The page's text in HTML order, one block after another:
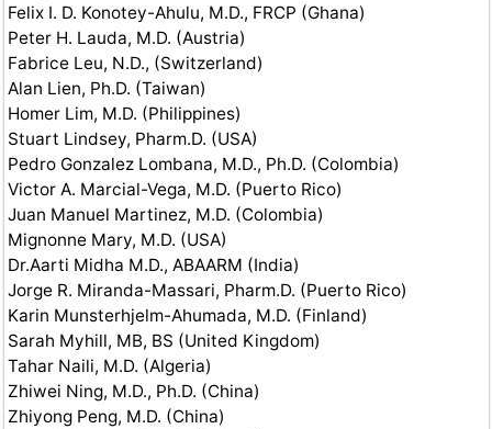
Felix I. D. Konotey-Ahulu, M.D., FRCP (Ghana)
Peter H. Lauda, M.D. (Austria)
Fabrice Leu, N.D., (Switzerland)
Alan Lien, Ph.D. (Taiwan)
Homer Lim, M.D. (Philippines)
Stuart Lindsey, Pharm.D. (USA)
Pedro Gonzalez Lombana, M.D., Ph.D. (Colombia)
Victor A. Marcial-Vega, M.D. (Puerto Rico)
Juan Manuel Martinez, M.D. (Colombia)
Mignonne Mary, M.D. (USA)
Dr.Aarti Midha M.D., ABAARM (India)
Jorge R. Miranda-Massari, Pharm.D. (Puerto Rico)
Karin Munsterhjelm-Ahumada, M.D. (Finland)
Sarah Myhill, MB, BS (United Kingdom)
Tahar Naili, M.D. (Algeria)
Zhiwei Ning, M.D., Ph.D. (China)
Zhiyong Peng, M.D. (China)